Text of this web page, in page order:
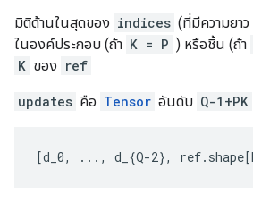
มิติด้านในสุดของ indices (ที่มีความยาว
ในองค์ประกอบ (ถ้า K = P ) หรือชิ้น (ถ้า
K ของ ref
updates คือ Tensor อันดับ Q-1+PK
[d_0, ..., d_{Q-2},